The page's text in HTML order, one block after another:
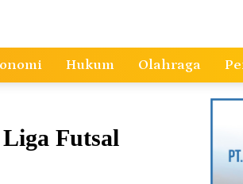
Hukum Olahraga
Futsal